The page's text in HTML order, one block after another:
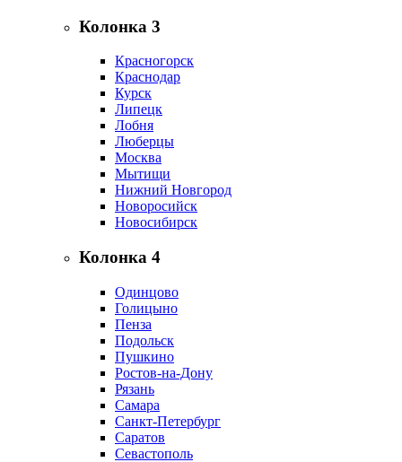
Колонка 3
Красногорск
Краснодар
Курск
Липецк
Лобня
Люберцы
Москва
Мытищи
Нижний Новгород
Новоросийск
Новосибирск
Колонка 4
Одинцово
Голицыно
Пенза
Подольск
Пушкино
Ростов-на-Дону
Рязань
Самара
Санкт-Петербург
Саратов
Севастополь